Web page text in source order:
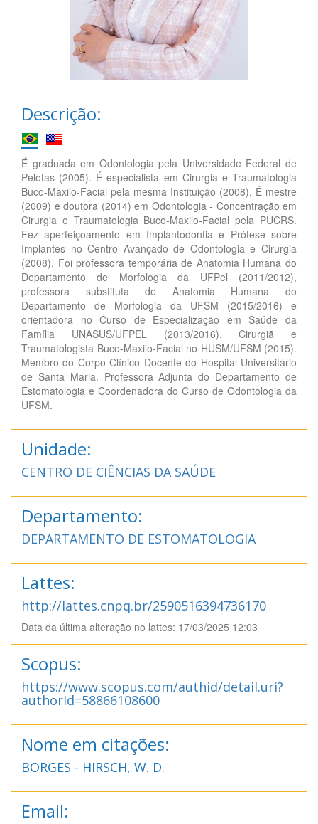
Descrição:
É graduada em Odontologia pela Universidade Federal de
Pelotas (2005). É especialista em Cirurgia e Traumatologia
Buco-Maxilo-Facial pela mesma Instituição (2008). É mestre
(2009) e doutora (2014) em Odontologia - Concentração em
Cirurgia e Traumatologia Buco-Maxilo-Facial pela PUCRS.
Fez aperfeiçoamento em Implantodontia e Prótese sobre
Implantes no Centro Avançado de Odontologia e Cirurgia
(2008). Foi professora temporária de Anatomia Humana do
Departamento de Morfologia da UFPel (2011/2012),
professora substituta de Anatomia Humana do
Departamento de Morfologia da UFSM (2015/2016) e
orientadora no Curso de Especialização em Saúde da
Família UNASUS/UFPEL (2013/2016). Cirurgiã e
Traumatologista Buco-Maxilo-Facial no HUSM/UFSM (2015).
Membro do Corpo Clínico Docente do Hospital Universitário
de Santa Maria. Professora Adjunta do Departamento de
Estomatologia e Coordenadora do Curso de Odontologia da
UFSM.
Unidade:
CENTRO DE CIÊNCIAS DA SAÚDE
Departamento:
DEPARTAMENTO DE ESTOMATOLOGIA
Lattes:
http://lattes.cnpq.br/2590516394736170
Data da última alteração no lattes: 17/03/2025 12:03
Scopus:
https://www.scopus.com/authid/detail.uri?
authorId=58866108600
Nome em citações:
BORGES - HIRSCH, W. D.
Email: